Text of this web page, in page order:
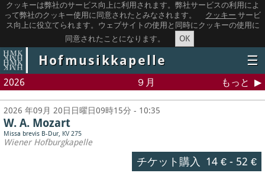
クッキーは弊社のサービス向上に利用されます。弊社サービスの利用によ
って弊社のクッキー使用に同意されたとみなされます。
クッキー サービ
ス向上に役立てられます。ウェブサイトの使用と同時にクッキーの使用に
同意されたことになります。
OK
Hofmusikkapelle ☰
2026 ９月 もっと
2026 年09月 20日日曜日09時15分 - 10:35
W. A. Mozart
Missa brevis B-Dur, KV 275
Wiener Hofburgkapelle
チケット購入 14 €- 52 €